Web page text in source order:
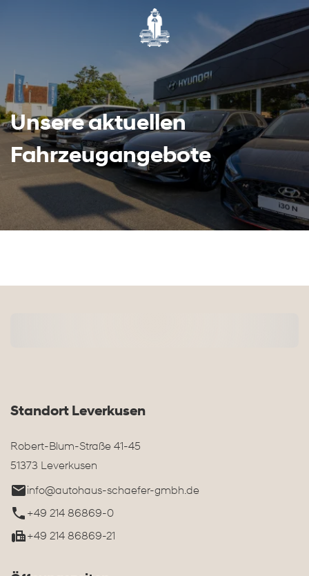
Unsere aktuellen
Fahrzeugangebote
Standort Leverkusen
Robert-Blum-Straße 41-45
51373 Leverkusen
info@autohaus-schaefer-gmbh.de
+49 214 86869-0
+49 214 86869-21